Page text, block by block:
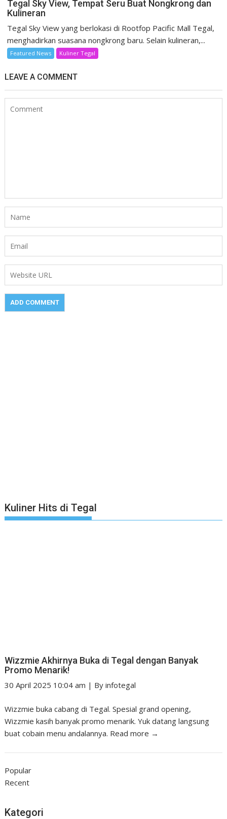
Tegal Sky View, Tempat Seru Buat Nongkrong dan
Kulineran
Tegal Sky View yang berlokasi di Rootfop Pacific Mall Tegal,
menghadirkan suasana nongkrong baru. Selain kulineran,...
Featured News Kuliner Tegal
LEAVE A COMMENT
Kuliner Hits di Tegal
Wizzmie Akhirnya Buka di Tegal dengan Banyak
Promo Menarik!
30 April 2025 10:04 am | Byinfotegal
Wizzmie buka cabang di Tegal. Spesial grand opening,
Wizzmie kasih banyak promo menarik. Yuk datang langsung
buat cobain menu andalannya. Read more →
Popular
Recent
Kategori